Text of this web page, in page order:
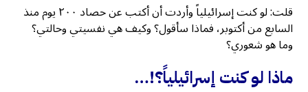
قلت: لو كنت إسرائيلياً وأردت أن أكتب عن حصاد ٢٠٠ يوم منذ
السابع من أكتوبر، فماذا سأقول؟ وكيف هي نفسيتي وحالتي؟
وما هو شعوري؟
ماذا لو كنت إسرائيلياً؟!…